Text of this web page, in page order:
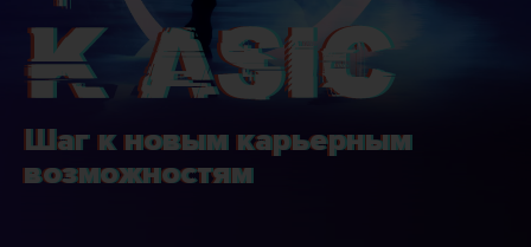
Шаг к новым карьерным
возможностям